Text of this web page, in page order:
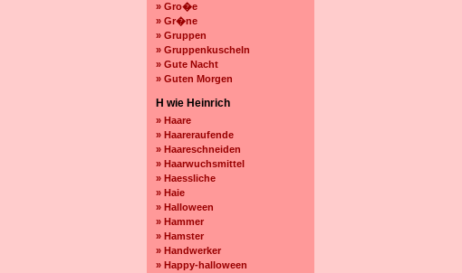
» Gro�e
» Gr�ne
» Gruppen
» Gruppenkuscheln
» Gute Nacht
» Guten Morgen
H wie Heinrich
» Haare
» Haareraufende
» Haareschneiden
» Haarwuchsmittel
» Haessliche
» Haie
» Halloween
» Hammer
» Hamster
» Handwerker
» Happy-halloween